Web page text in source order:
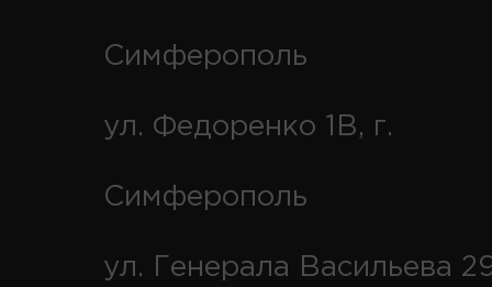
Симферополь
ул. Федоренко 1В, г.
Симферополь
ул. Генерала Васильева